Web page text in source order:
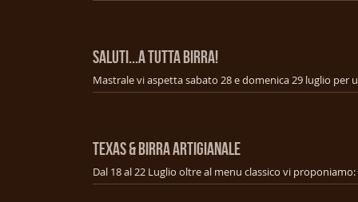
SALUTI...A TUTTA BIRRA!
TEXAS & BIRRA ARTIGIANALE